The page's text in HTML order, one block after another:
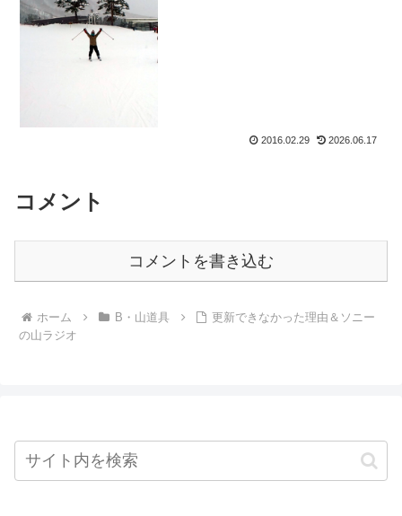
2016.02.29 2026.06.17
コメント
コメントを書き込む
ホーム B・山道具
更新できなかった理由＆ソニー
の山ラジオ